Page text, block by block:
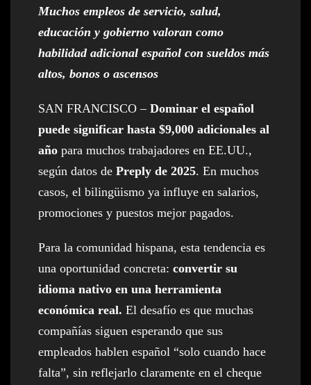
Muchos empleos de servicio, salud,
educación y gobierno valoran como
habilidad adicional español con sueldos más
altos, bonos o ascensos
SAN FRANCISCO – Dominar el español
puede significar hasta $9,000 adicionales al
año para muchos trabajadores en EE.UU.,
según datos de Preply de 2025. En muchos
casos, el bilingüismo ya influye en salarios,
promociones y puestos mejor pagados.
Para la comunidad hispana, esta tendencia es
una oportunidad concreta: convertir su
idioma nativo en una herramienta
económica real. El desafío es que muchas
compañías siguen esperando que sus
empleados hablen español “solo cuando hace
falta”, sin reflejarlo claramente en el cheque